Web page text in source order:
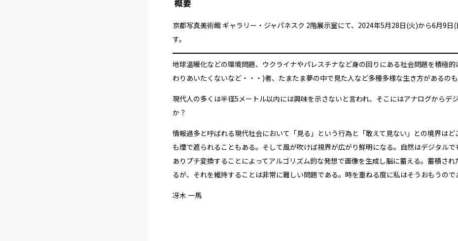
概要
京都写真美術館 ギャラリー・ジャパネスク 2階展示室にて、2024年5月28日(火)から6月9
す。
地球温暖化などの環境問題、ウクライナやパレスチナなど身の回りにある社会問題を積極
わりあいたくないなど・・・)者、たまたま夢の中で見た人など多種多様な生き方があるの
現代人の多くは半径5メートル以内には興味を示さないと言われ、そこにはアナログからデ
か？
情報過多と呼ばれる現代社会において「見る」という行為と「敢えて見ない」との境界は
も煙で遮られることもある。そして風が吹けば視界が広がり鮮明になる。自然はデジタル
ありプチ変換することによってアルゴリズム的な発想で画像を生成し脳に蓄える。蓄積さ
るが、それを維持することは非常に難しい問題である。時を重ねる度に私はそうおもうので
冴木 一馬